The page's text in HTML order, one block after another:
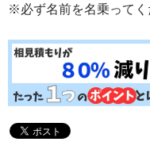
※必ず名前を名乗ってく